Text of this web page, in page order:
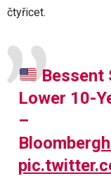
čtyřicet.
Bessent
Lower 10-
–
Bloomberg